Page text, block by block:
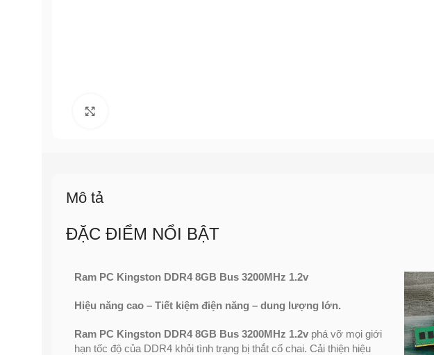
Mô tả
ĐẶC ĐIỂM NỔI BẬT
Ram PC Kingston DDR4 8GB Bus 3200MHz 1.2v
Hiệu năng cao – Tiết kiệm điện năng – dung lượng lớn.
Ram PC Kingston DDR4 8GB Bus 3200MHz 1.2v phá vỡ mọi giới
hạn tốc độ của DDR4 khỏi tình trạng bị thắt cổ chai. Cải thiện hiệu